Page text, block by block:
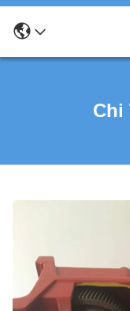
Chi